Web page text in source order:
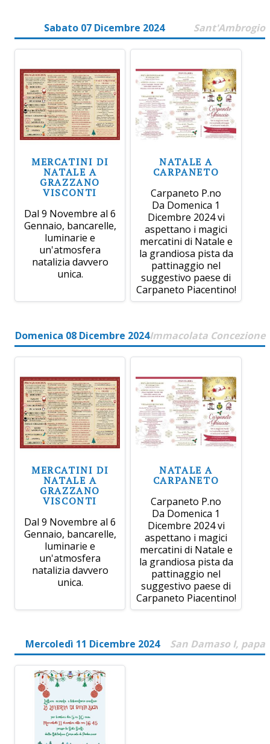
Sabato 07 Dicembre 2024 Sant'Ambrogio
MERCATINI DI
NATALE A
GRAZZANO
VISCONTI
Dal 9 Novembre al 6
Gennaio, bancarelle,
luminarie e
un'atmosfera
natalizia davvero
unica.
NATALE A
CARPANETO
Carpaneto P.no
Da Domenica 1
Dicembre 2024 vi
aspettano i magici
mercatini di Natale e
la grandiosa pista da
pattinaggio nel
suggestivo paese di
Carpaneto Piacentino!
Domenica 08 Dicembre 2024Immacolata Concezione
MERCATINI DI
NATALE A
GRAZZANO
VISCONTI
Dal 9 Novembre al 6
Gennaio, bancarelle,
luminarie e
un'atmosfera
natalizia davvero
unica.
NATALE A
CARPANETO
Carpaneto P.no
Da Domenica 1
Dicembre 2024 vi
aspettano i magici
mercatini di Natale e
la grandiosa pista da
pattinaggio nel
suggestivo paese di
Carpaneto Piacentino!
Mercoledì 11 Dicembre 2024 San Damaso I, papa